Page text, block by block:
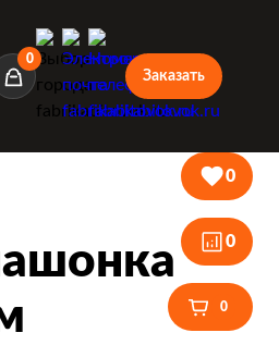
Корзина
0
Заказать
0
0
0